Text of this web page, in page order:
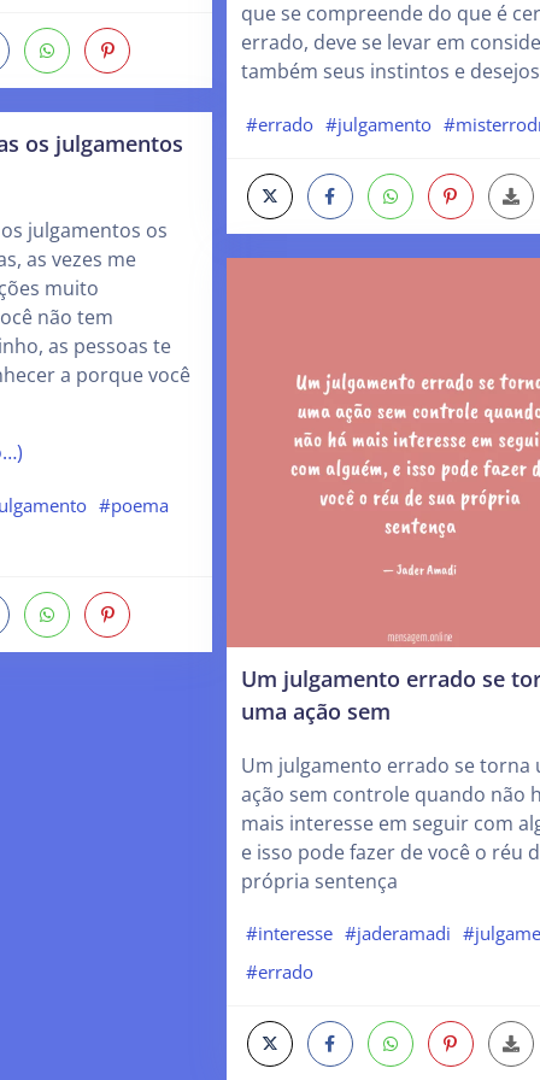
os julgamentos
julgamentos os
as vezes me
muito
não tem
as pessoas te
a porque você
#poema
que se compreende do que é
errado, deve se levar em
também seus instintos e
#errado #julgamento
Um julgamento errado se
uma ação sem
Um julgamento errado se torna
ação sem controle quando não
mais interesse em seguir com
e isso pode fazer de você o réu
própria sentença
#interesse #jaderamadi
#errado